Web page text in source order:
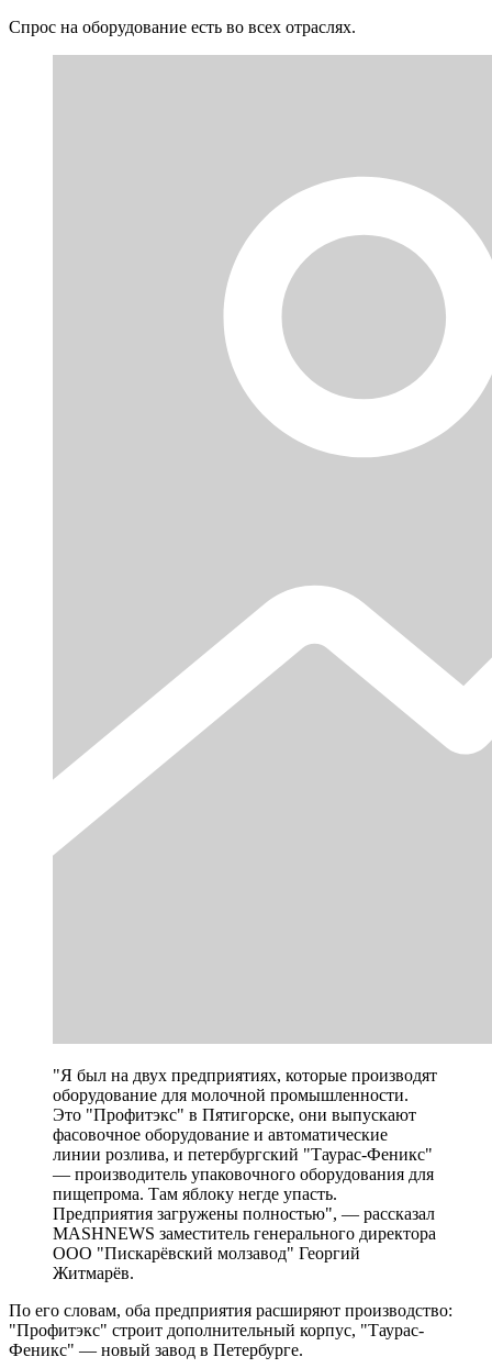
Спрос на оборудование есть во всех отраслях.
"Я был на двух предприятиях, которые производят
оборудование для молочной промышленности.
Это "Профитэкс" в Пятигорске, они выпускают
фасовочное оборудование и автоматические
линии розлива, и петербургский "Таурас-Феникс"
— производитель упаковочного оборудования для
пищепрома. Там яблоку негде упасть.
Предприятия загружены полностью", — рассказал
MASHNEWS заместитель генерального директора
ООО "Пискарёвский молзавод" Георгий
Житмарёв.
По его словам, оба предприятия расширяют производство:
"Профитэкс" строит дополнительный корпус, "Таурас-
Феникс" — новый завод в Петербурге.